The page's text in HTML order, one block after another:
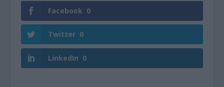
Facebook 0
Twitter 0
LinkedIn 0